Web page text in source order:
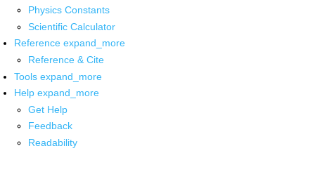
Physics Constants
Scientific Calculator
Reference expand_more
Reference & Cite
Tools expand_more
Help expand_more
Get Help
Feedback
Readability